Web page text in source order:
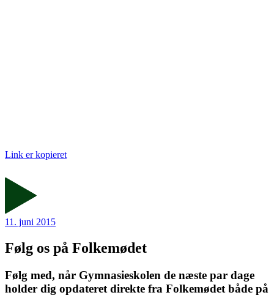
Link er kopieret
11. juni 2015
Følg os på Folkemødet
Følg med, når Gymnasieskolen de næste par dage
holder dig opdateret direkte fra Folkemødet både på